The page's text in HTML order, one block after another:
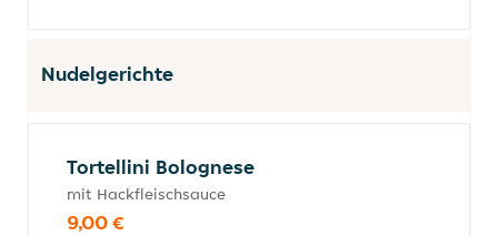
Nudelgerichte
Tortellini Bolognese
mit Hackfleischsauce
9,00 €